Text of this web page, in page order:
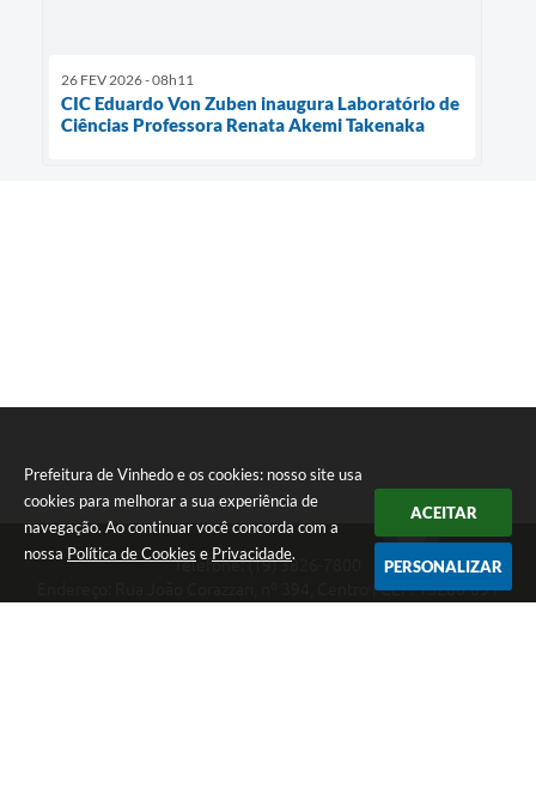
Prefeitura de Vinhedo e os cookies: nosso site usa
cookies para melhorar a sua experiência de
navegação. Ao continuar você concorda com a
nossa Política de Cookies e Privacidade.
ACEITAR
PERSONALIZAR
26 FEV 2026 - 08h11
CIC Eduardo Von Zuben inaugura Laboratório de
Ciências Professora Renata Akemi Takenaka
Telefone: (19) 3826-7800
Endereço: Rua João Corazzari, nº 394, Centro | CEP: 13280-091